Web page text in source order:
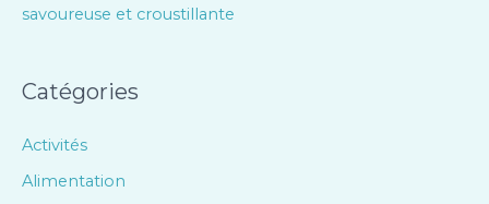
savoureuse et croustillante
Catégories
Activités
Alimentation